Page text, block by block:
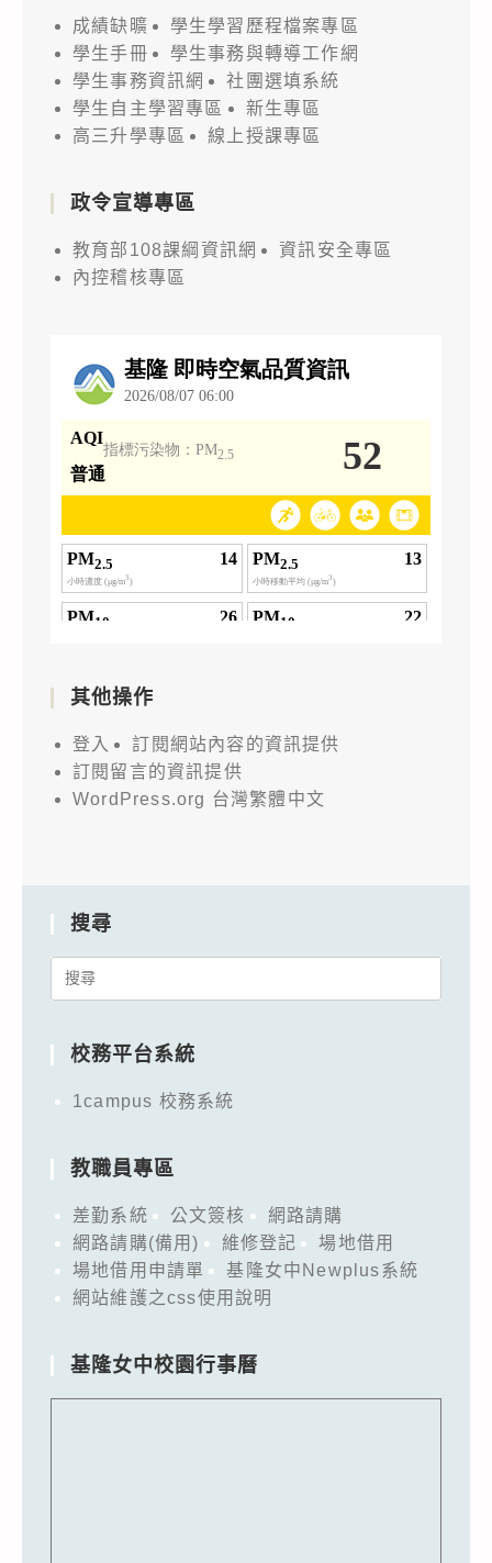
成績缺曠
學生學習歷程檔案專區
學生手冊
學生事務與轉導工作網
學生事務資訊網
社團選填系統
學生自主學習專區
新生專區
高三升學專區
線上授課專區
政令宣導專區
教育部108課綱資訊網
資訊安全專區
內控稽核專區
其他操作
登入
訂閱網站內容的資訊提供
訂閱留言的資訊提供
WordPress.org 台灣繁體中文
搜尋
Search
校務平台系統
1campus 校務系統
教職員專區
差勤系統 公文簽核
網路請購
網路請購(備用)
維修登記
場地借用
場地借用申請單
基隆女中Newplus系統
網站維護之css使用說明
基隆女中校園行事曆